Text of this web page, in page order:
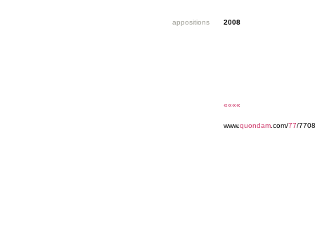
appositions 2008
««««
www.quondam .com/77/